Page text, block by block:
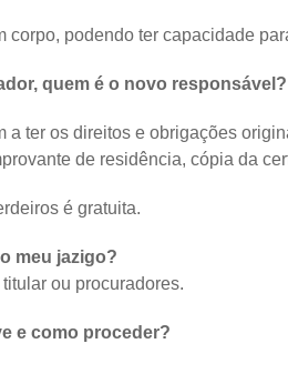
corpo, podendo ter capacidade
quem é o novo
a ter os direitos e obrigações
de residência, cópia da
é gratuita.
meu jazigo?
ou procuradores.
e como proceder?